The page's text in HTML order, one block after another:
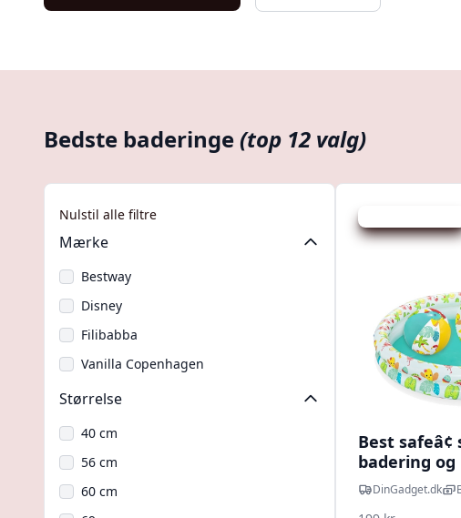
Bedste baderinge(top 12 valg)
Nulstil alle filtre
Mærke
Bestway
Disney
Filibabba
Vanilla Copenhagen
Størrelse
40 cm
56 cm
60 cm
Best
badering og
DinGadget.dk